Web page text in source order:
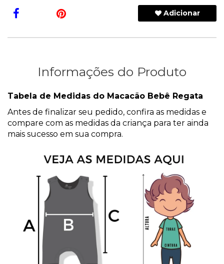
Adicionar
Informações do Produto
Tabela de Medidas do Macacão Bebê Regata
Antes de finalizar seu pedido, confira as medidas e
compare com as medidas da criança para ter ainda
mais sucesso em sua compra.